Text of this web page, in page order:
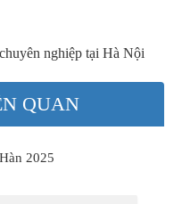
nghiệp tại Hà Nội
QUAN
2025